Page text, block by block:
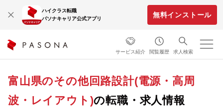
ハイクラス転職
パソナキャリア公式アプリ
無料インストール
サービス紹介 閲覧履歴 求人検索
富山県のその他回路設計(電源・高周
波・レイアウト)の転職・求人情報